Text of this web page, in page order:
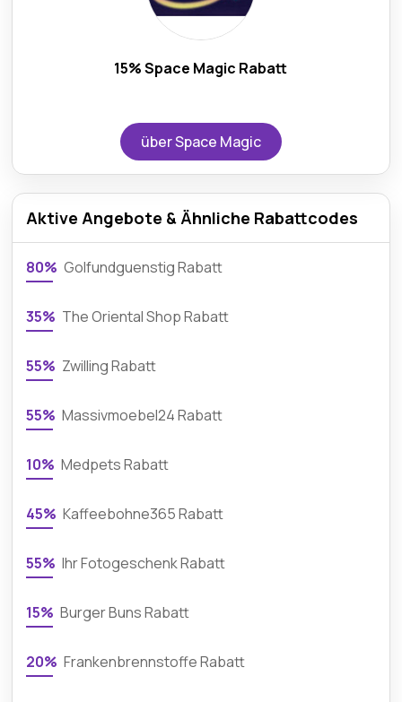
15% Space Magic Rabatt
über Space Magic
Aktive Angebote & Ähnliche Rabattcodes
80% Golfundguenstig Rabatt
35% The Oriental Shop Rabatt
55% Zwilling Rabatt
55% Massivmoebel24 Rabatt
10% Medpets Rabatt
45% Kaffeebohne365 Rabatt
55% Ihr Fotogeschenk Rabatt
15% Burger Buns Rabatt
20% Frankenbrennstoffe Rabatt